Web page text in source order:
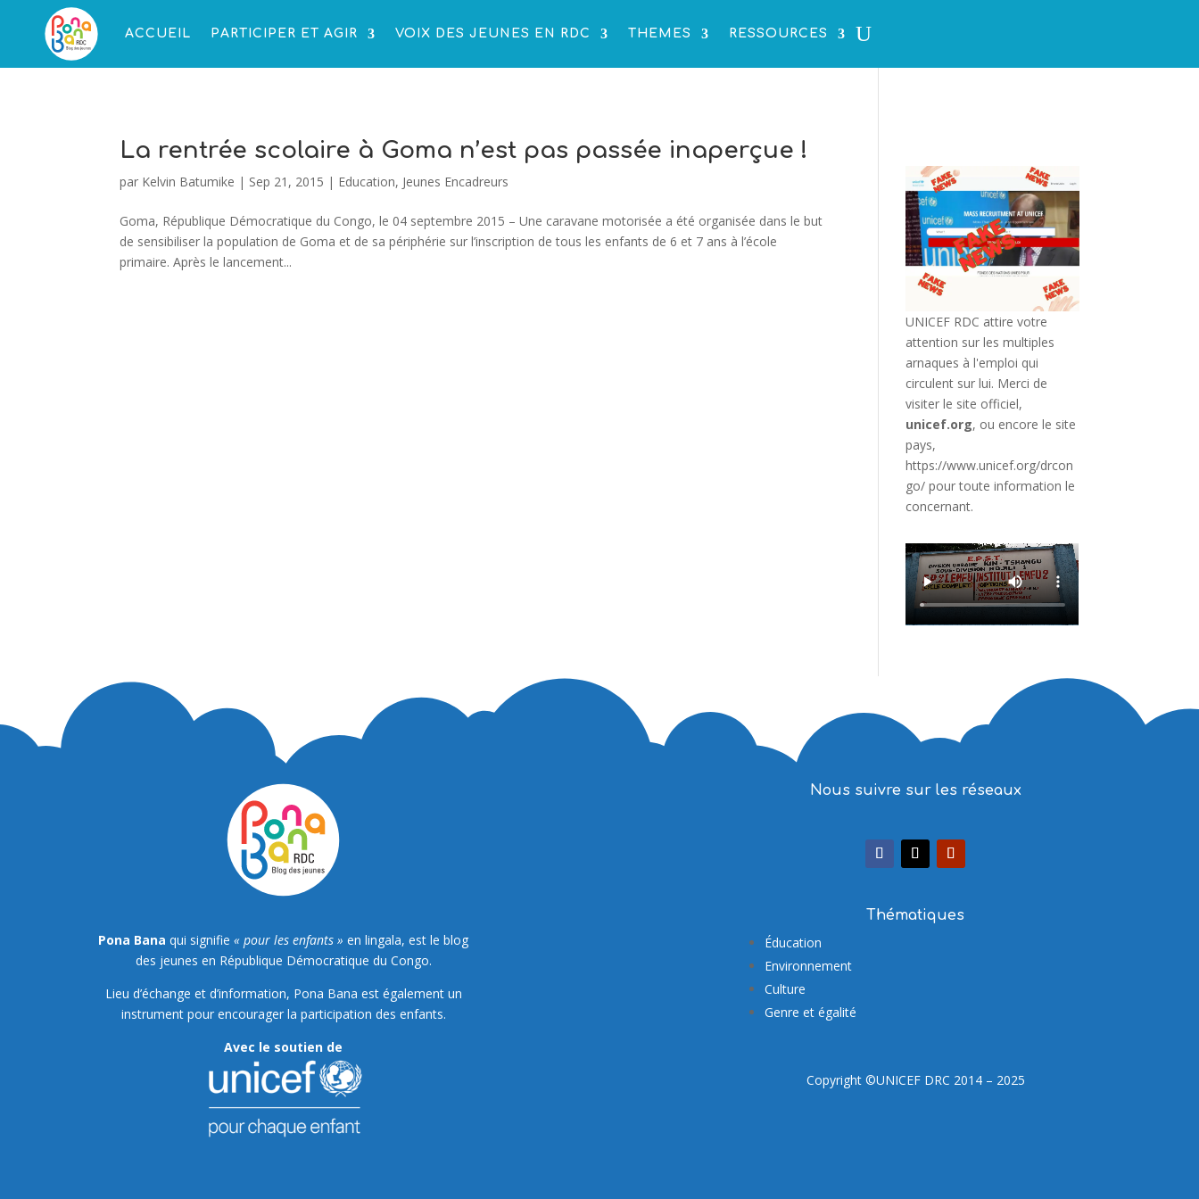
ACCUEIL PARTICIPER ET AGIR VOIX DES JEUNES EN RDC THEMES RESSOURCES
La rentrée scolaire à Goma n’est pas passée inaperçue !
par Kelvin Batumike | Sep 21, 2015 | Education, Jeunes Encadreurs
Goma, République Démocratique du Congo, le 04 septembre 2015 – Une caravane motorisée a été organisée dans le but
de sensibiliser la population de Goma et de sa périphérie sur l’inscription de tous les enfants de 6 et 7 ans à l’école
primaire. Après le lancement...
UNICEF RDC attire votre
attention sur les multiples
arnaques à l'emploi qui
circulent sur lui. Merci de
visiter le site officiel,
unicef.org, ou encore le site
pays,
https://www.unicef.org/drcon
go/ pour toute information le
concernant.
Pona Bana qui signifie« pour les enfants » en lingala, est le blog
des jeunes en République Démocratique du Congo.
Lieu d’échange et d’information, Pona Bana est également un
instrument pour encourager la participation des enfants.
Avec le soutien de
Nous suivre sur les réseaux
Thématiques
Éducation
Environnement
Culture
Genre et égalité
Copyright ©UNICEF DRC 2014 – 2025